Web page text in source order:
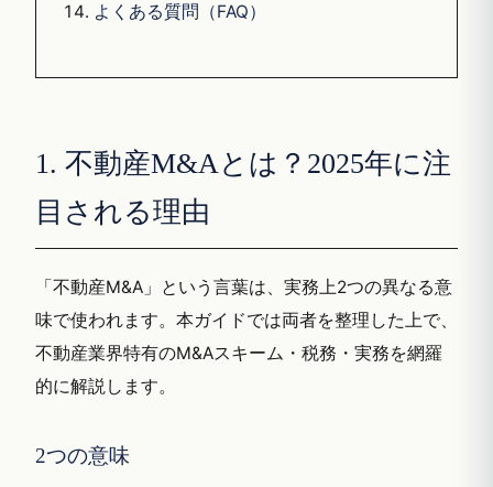
よくある質問（FAQ）
1. 不動産M&Aとは？2025年に注
目される理由
「不動産M&A」という言葉は、実務上2つの異なる意
味で使われます。本ガイドでは両者を整理した上で、
不動産業界特有のM&Aスキーム・税務・実務を網羅
的に解説します。
2つの意味